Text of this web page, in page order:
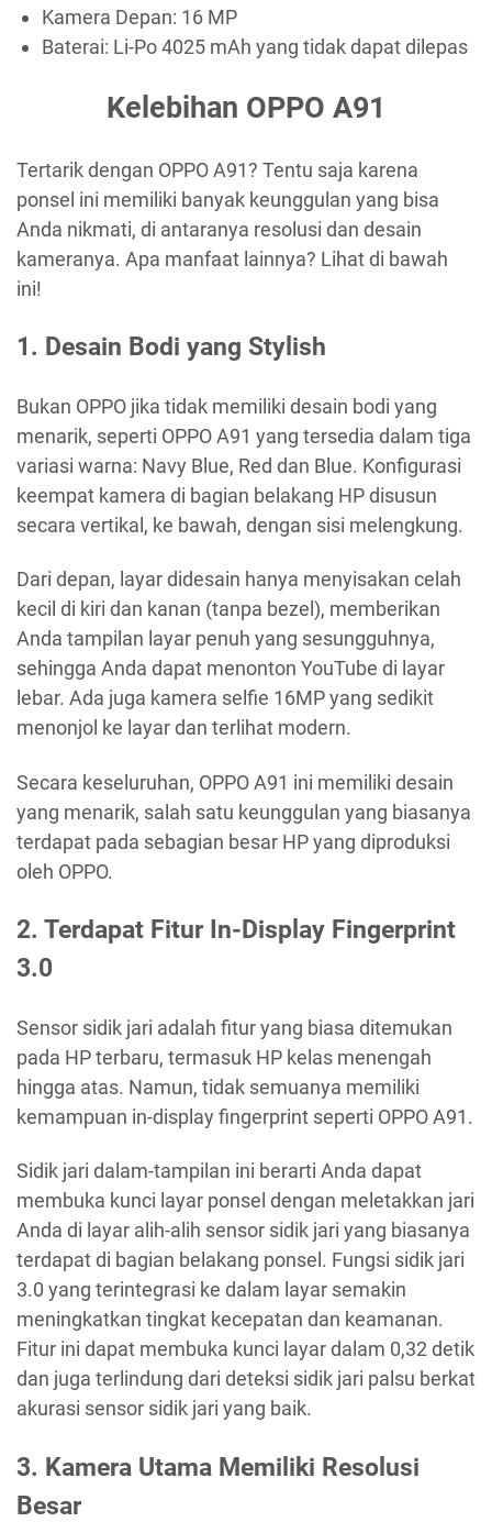
Kamera Depan: 16 MP
Baterai: Li-Po 4025 mAh yang tidak dapat dilepas
Kelebihan OPPO A91
Tertarik dengan OPPO A91? Tentu saja karena
ponsel ini memiliki banyak keunggulan yang bisa
Anda nikmati, di antaranya resolusi dan desain
kameranya. Apa manfaat lainnya? Lihat di bawah
ini!
1. Desain Bodi yang Stylish
Bukan OPPO jika tidak memiliki desain bodi yang
menarik, seperti OPPO A91 yang tersedia dalam tiga
variasi warna: Navy Blue, Red dan Blue. Konfigurasi
keempat kamera di bagian belakang HP disusun
secara vertikal, ke bawah, dengan sisi melengkung.
Dari depan, layar didesain hanya menyisakan celah
kecil di kiri dan kanan (tanpa bezel), memberikan
Anda tampilan layar penuh yang sesungguhnya,
sehingga Anda dapat menonton YouTube di layar
lebar. Ada juga kamera selfie 16MP yang sedikit
menonjol ke layar dan terlihat modern.
Secara keseluruhan, OPPO A91 ini memiliki desain
yang menarik, salah satu keunggulan yang biasanya
terdapat pada sebagian besar HP yang diproduksi
oleh OPPO.
2. Terdapat Fitur In-Display Fingerprint
3.0
Sensor sidik jari adalah fitur yang biasa ditemukan
pada HP terbaru, termasuk HP kelas menengah
hingga atas. Namun, tidak semuanya memiliki
kemampuan in-display fingerprint seperti OPPO A91.
Sidik jari dalam-tampilan ini berarti Anda dapat
membuka kunci layar ponsel dengan meletakkan jari
Anda di layar alih-alih sensor sidik jari yang biasanya
terdapat di bagian belakang ponsel. Fungsi sidik jari
3.0 yang terintegrasi ke dalam layar semakin
meningkatkan tingkat kecepatan dan keamanan.
Fitur ini dapat membuka kunci layar dalam 0,32 detik
dan juga terlindung dari deteksi sidik jari palsu berkat
akurasi sensor sidik jari yang baik.
3. Kamera Utama Memiliki Resolusi
Besar